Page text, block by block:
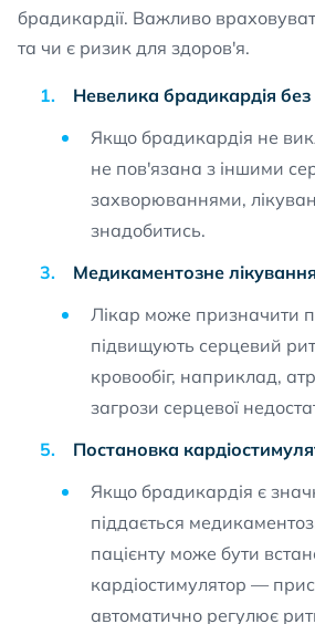
брадикардії. Важливо
та чи є ризик для здоров'я.
Невелика брадикардія без
Якщо брадикардія не
не пов'язана з іншими
захворюваннями,
знадобитись.
Медикаментозне лікування
Лікар може призначити
підвищують серцевий
кровообіг, наприклад,
загрози серцевої
Постановка
Якщо брадикардія є
піддається
пацієнту може бути
кардіостимулятор —
автоматично регулює